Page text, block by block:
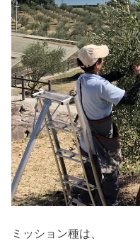
ミッション種は、